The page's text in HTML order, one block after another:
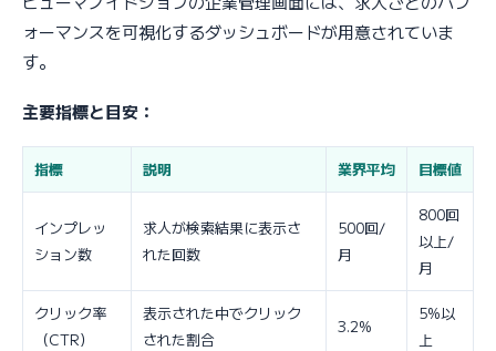
ォーマンスを可視化するダッシュボードが用意されていま
す。
主要指標と目安：
指標 説明 業界平均 目標値
インプレッ
ション数
求人が検索結果に表示さ
れた回数
500回/
月
800回
以上/
月
クリック率
（CTR）
表示された中でクリック
された割合
3.2%
5%以
上